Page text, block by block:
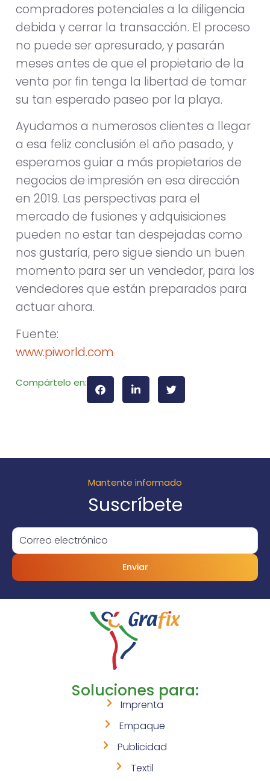
compradores potenciales a la diligencia
debida y cerrar la transacción. El proceso
no puede ser apresurado, y pasarán
meses antes de que el propietario de la
venta por fin tenga la libertad de tomar
su tan esperado paseo por la playa.
Ayudamos a numerosos clientes a llegar
a esa feliz conclusión el año pasado, y
esperamos guiar a más propietarios de
negocios de impresión en esa dirección
en 2019. Las perspectivas para el
mercado de fusiones y adquisiciones
pueden no estar tan despejadas como
nos gustaría, pero sigue siendo un buen
momento para ser un vendedor, para los
vendedores que están preparados para
actuar ahora.
Fuente:
www.piworld.com
Compártelo en:
Mantente informado
Suscríbete
Enviar
Soluciones para:
Imprenta
Empaque
Publicidad
Textil